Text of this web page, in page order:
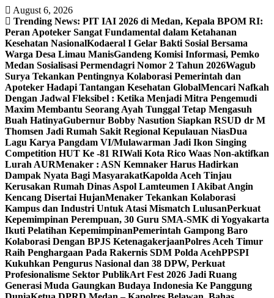
Skip
to
content
August 6, 2026
Trending News: PIT IAI 2026 di Medan, Kepala BPOM RI:
Peran Apoteker Sangat Fundamental dalam Ketahanan
Kesehatan NasionalKodaeral I Gelar Bakti Sosial Bersama
Warga Desa Limau ManisGandeng Komisi Informasi, Pemko
Medan Sosialisasi Permendagri Nomor 2 Tahun 2026Wagub
Surya Tekankan Pentingnya Kolaborasi Pemerintah dan
Apoteker Hadapi Tantangan Kesehatan GlobalMencari Nafkah
Dengan Jadwal Fleksibel : Ketika Menjadi Mitra Pengemudi
Maxim Membantu Seorang Ayah Tunggal Tetap Mengasuh
Buah HatinyaGubernur Bobby Nasution Siapkan RSUD dr M
Thomsen Jadi Rumah Sakit Regional Kepulauan NiasDua
Lagu Karya Pangdam VI/Mulawarman Jadi Ikon Singing
Competition HUT Ke -81 RIWali Kota Rico Waas Non-aktifkan
Lurah AURMenaker : ASN Kemnaker Harus Hadirkan
Dampak Nyata Bagi MasyarakatKapolda Aceh Tinjau
Kerusakan Rumah Dinas Aspol Lamteumen I Akibat Angin
Kencang Disertai HujanMenaker Tekankan Kolaborasi
Kampus dan Industri Untuk Atasi Mismatch LulusanPerkuat
Kepemimpinan Perempuan, 30 Guru SMA-SMK di Yogyakarta
Ikuti Pelatihan KepemimpinanPemerintah Gampong Baro
Kolaborasi Dengan BPJS KetenagakerjaanPolres Aceh Timur
Raih Penghargaan Pada Rakernis SDM Polda AcehPPSPI
Kukuhkan Pengurus Nasional dan 38 DPW, Perkuat
Profesionalisme Sektor PublikArt Fest 2026 Jadi Ruang
Generasi Muda Gaungkan Budaya Indonesia Ke Panggung